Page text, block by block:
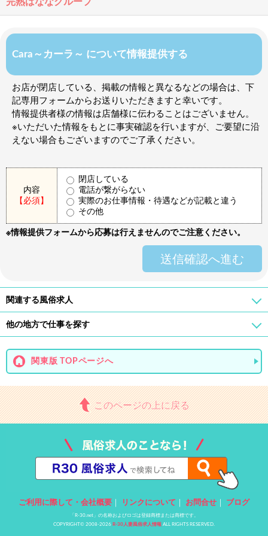
Cara～カーラ～ について情報提供する
お店が閉店している、掲載の情報と異なるなどの場合は、下
記専用フォームからお送りいただきますと幸いです。
情報提供者様の情報は店舗様に伝わることはございません。
※いただいた情報をもとに事実確認を行いますが、ご要望に沿
えない場合もございますのでご了承ください。
内容
【必須】
閉店している
電話が繋がらない
実際のお仕事情報・待遇などが記載と違う
その他
※情報提供フォームから応募は行えませんのでご注意ください。
送信確認へ進む
関連する風俗求人
他の地方で仕事を探す
関東版 TOPページへ
このページの上に戻る
ご利用に際して・会社概要 リンクについて お問合せ ブログ
「R-30.net」の名称およびロゴは登録商標または商標です。
COPYRIGHT© 2008-2026 R-30人妻風俗求人情報 ALL RIGHTS RESERVED.